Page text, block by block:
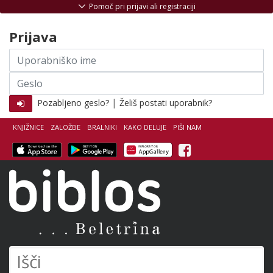
KNJIŽNICE ZALOŽBE BRALNIKI KAKO DELUJE PIŠI NAM
Facebook
Pomoč pri prijavi ali registraciji
Prijava
Uporabniško
ime
Geslo
Pozabljeno geslo? | Želiš postati uporabnik?